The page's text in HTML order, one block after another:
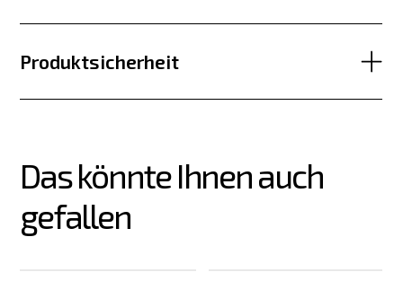
Produktsicherheit
Das könnte Ihnen auch
gefallen